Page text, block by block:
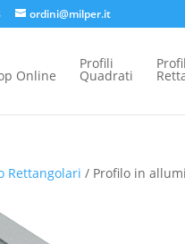
ordini@milper.it
Online
Profili
Quadrati
Rettangolari / Profilo in